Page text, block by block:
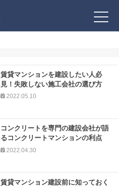
賃貸マンションを建設したい人必
見！失敗しない施工会社の選び方
2022.05.10
コンクリートを専門の建設会社が語
るコンクリートマンションの利点
2022.04.30
賃貸マンション建設前に知っておく